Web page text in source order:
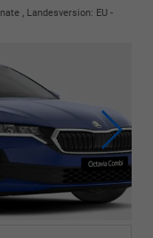
, Landesversion: EU -